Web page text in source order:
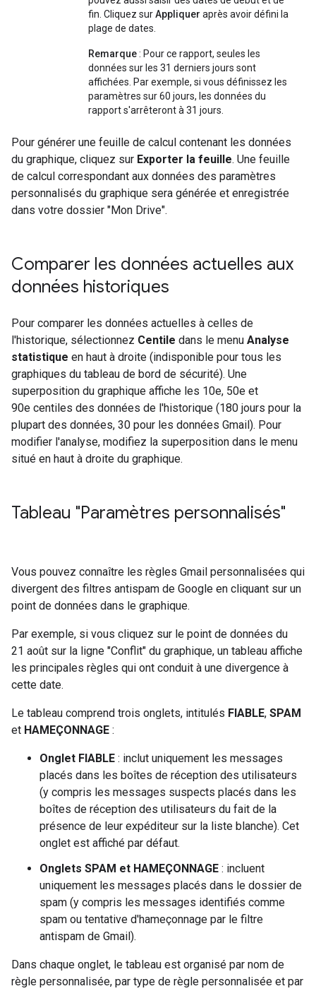
fin. Cliquez surAppliquer après avoir défini la
plage de dates.
Remarque: Pour ce rapport, seules les
données sur les 31 derniers jours sont
affichées. Par exemple, si vous définissez les
paramètres sur 60 jours, les données du
rapport s'arrêteront à 31 jours.
Pour générer une feuille de calcul contenant les données
du graphique, cliquez sur Exporter la feuille. Une feuille
de calcul correspondant aux données des paramètres
personnalisés du graphique sera générée et enregistrée
dans votre dossier "Mon Drive".
Comparer les données actuelles aux
données historiques
Pour comparer les données actuelles à celles de
l'historique, sélectionnez Centile dans le menu Analyse
statistique en haut à droite (indisponible pour tous les
graphiques du tableau de bord de sécurité). Une
superposition du graphique affiche les 10e, 50e et
90e centiles des données de l'historique (180 jours pour la
plupart des données, 30 pour les données Gmail). Pour
modifier l'analyse, modifiez la superposition dans le menu
situé en haut à droite du graphique.
Tableau "Paramètres personnalisés"
Vous pouvez connaître les règles Gmail personnalisées qui
divergent des filtres antispam de Google en cliquant sur un
point de données dans le graphique.
Par exemple, si vous cliquez sur le point de données du
21 août sur la ligne "Conflit" du graphique, un tableau affiche
les principales règles qui ont conduit à une divergence à
cette date.
Le tableau comprend trois onglets, intitulés FIABLE, SPAM
et HAMEÇONNAGE :
Onglet FIABLE : inclut uniquement les messages
placés dans les boîtes de réception des utilisateurs
(y compris les messages suspects placés dans les
boîtes de réception des utilisateurs du fait de la
présence de leur expéditeur sur la liste blanche). Cet
onglet est affiché par défaut.
Onglets SPAM et HAMEÇONNAGE : incluent
uniquement les messages placés dans le dossier de
spam (y compris les messages identifiés comme
spam ou tentative d'hameçonnage par le filtre
antispam de Gmail).
Dans chaque onglet, le tableau est organisé par nom de
règle personnalisée, par type de règle personnalisée et par